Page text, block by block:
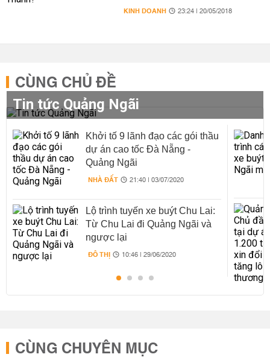
KINH DOANH 23:24 | 20/05/2018
CÙNG CHỦ ĐỀ
Tin tức Quảng Ngãi
Khởi tố 9 lãnh đạo các gói thầu
dự án cao tốc Đà Nẵng -
Quảng Ngãi
NHÀ ĐẤT 21:40 | 03/07/2020
Lộ trình tuyến xe buýt Chu Lai:
Từ Chu Lai đi Quảng Ngãi và
ngược lại
ĐÔ THỊ 10:46 | 29/06/2020
CÙNG CHUYÊN MỤC